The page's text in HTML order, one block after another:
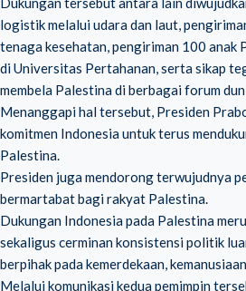
logistik melalui udara dan laut,
tenaga kesehatan, pengiriman 100 anak
di Universitas Pertahanan, serta sikap
membela Palestina di berbagai forum
Menanggapi hal tersebut, Presiden
komitmen Indonesia untuk terus
Palestina.
Presiden juga mendorong terwujudnya
bermartabat bagi rakyat Palestina.
Dukungan Indonesia pada Palestina
sekaligus cerminan konsistensi politik
berpihak pada kemerdekaan,
Melalui komunikasi kedua pemimpin